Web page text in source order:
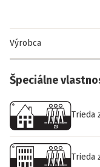
Výrobca
Špeciálne
Trieda
Trieda